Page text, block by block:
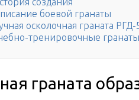
боевой гранаты
осколочная граната РГД-
тренировочные гранаты
граната